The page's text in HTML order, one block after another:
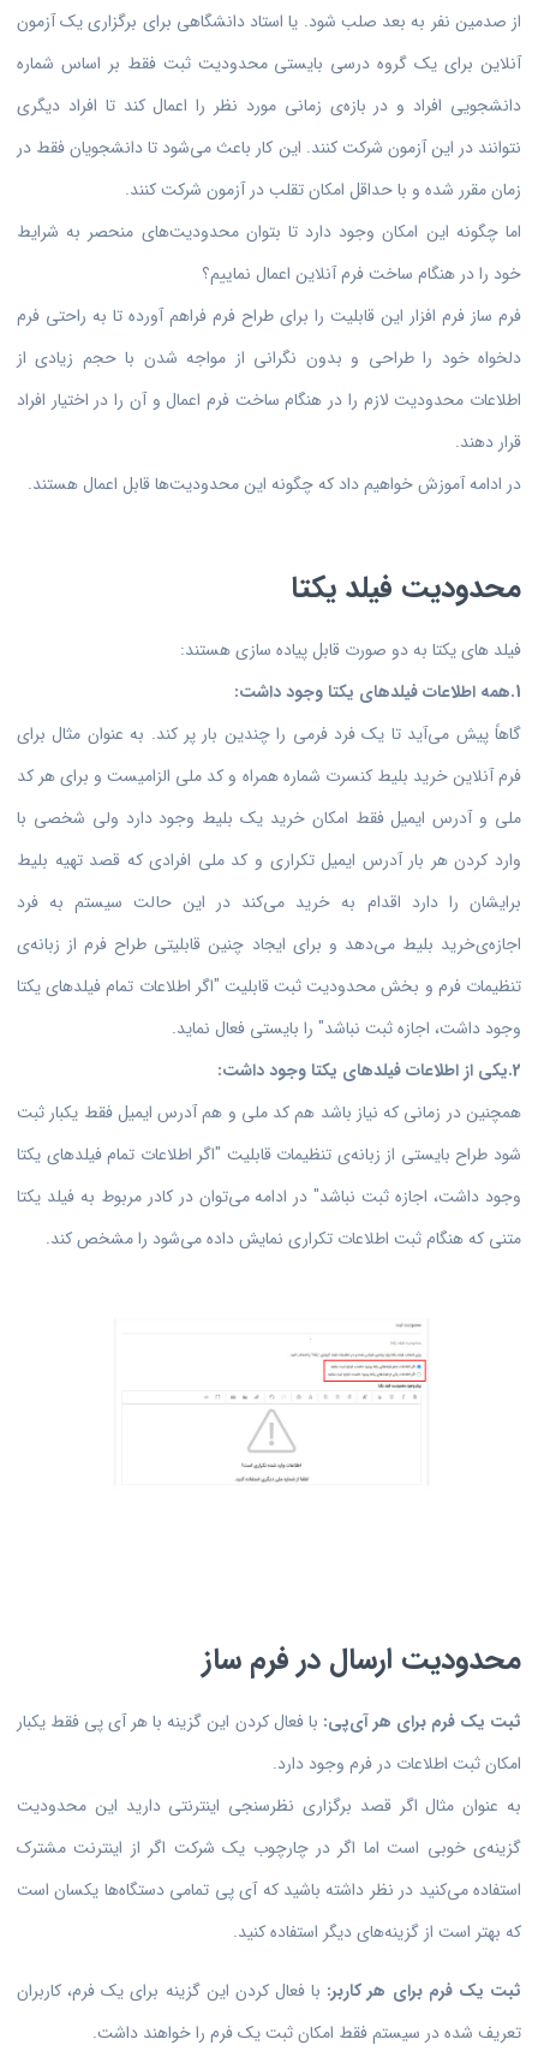
از صدمین نفر به بعد صلب شود. یا استاد دانشگاهی برای برگزاری یک آزمون
آنلاین برای یک گروه درسی بایستی محدودیت ثبت فقط بر اساس شماره
دانشجویی افراد و در بازه‌ی زمانی مورد نظر را اعمال کند تا افراد دیگری
نتوانند در این آزمون شرکت کنند. این کار باعث می‌شود تا دانشجویان فقط در
زمان مقرر شده و با حداقل امکان تقلب در آزمون شرکت کنند.
اما چگونه این امکان وجود دارد تا بتوان محدودیت‌های منحصر به شرایط
خود را در هنگام ساخت فرم آنلاین اعمال نماییم؟
فرم ساز فرم‌ افزار این قابلیت را برای طراح فرم فراهم آورده تا به راحتی فرم
دلخواه خود را طراحی و بدون نگرانی از مواجه شدن با حجم زیادی از
اطلاعات محدودیت لازم را در هنگام ساخت فرم اعمال و آن را در اختیار افراد
قرار دهند.
در ادامه آموزش خواهیم داد که چگونه این محدودیت‌ها قابل اعمال هستند.
محدودیت فیلد یکتا
فیلد های یکتا به دو صورت قابل پیاده سازی هستند:
1.همه اطلاعات فیلدهای یکتا وجود داشت:
گاهاً پیش می‌آید تا یک فرد فرمی را چندین بار پر کند. به عنوان مثال برای
فرم آنلاین خرید بلیط کنسرت شماره همراه و کد ملی الزامیست و برای هر کد
ملی و آدرس ایمیل فقط امکان خرید یک بلیط وجود دارد ولی شخصی با
وارد کردن هر بار آدرس ایمیل تکراری و کد ملی افرادی که قصد تهیه بلیط
برایشان را دارد اقدام به خرید می‌کند در این حالت سیستم به فرد
اجازه‌ی‌خرید بلیط می‌دهد و برای ایجاد چنین قابلیتی طراح فرم از زبانه‌ی
تنظیمات فرم و بخش محدودیت ثبت قابلیت "اگر اطلاعات تمام فیلدهای یکتا
وجود داشت، اجازه ثبت نباشد" را بایستی فعال نماید.
2.یکی از اطلاعات فیلدهای یکتا وجود داشت:
همچنین در زمانی که نیاز باشد هم کد ملی و هم آدرس ایمیل فقط یکبار ثبت
شود طراح بایستی از زبانه‌ی تنظیمات قابلیت "اگر اطلاعات تمام فیلدهای یکتا
وجود داشت، اجازه ثبت نباشد" در ادامه می‌توان در کادر مربوط به فیلد یکتا
متنی که هنگام ثبت اطلاعات تکراری نمایش داده می‌شود را مشخص کند.
محدودیت ارسال در فرم ساز
ثبت یک فرم برای هر آی‌پی: با فعال کردن این گزینه با هر آی پی فقط یکبار
امکان ثبت اطلاعات در فرم وجود دارد.
به عنوان مثال اگر قصد برگزاری نظرسنجی اینترنتی دارید این محدودیت
گزینه‌ی خوبی است اما اگر در چارچوب یک شرکت اگر از اینترنت مشترک
استفاده می‌کنید در نظر داشته باشید که آی پی تمامی دستگاه‌ها یکسان است
که بهتر است از گزینه‌های دیگر استفاده کنید.
ثبت یک فرم برای هر کاربر: با فعال کردن این گزینه برای یک فرم، کاربران
تعریف شده در سیستم فقط امکان ثبت یک فرم را خواهند داشت.